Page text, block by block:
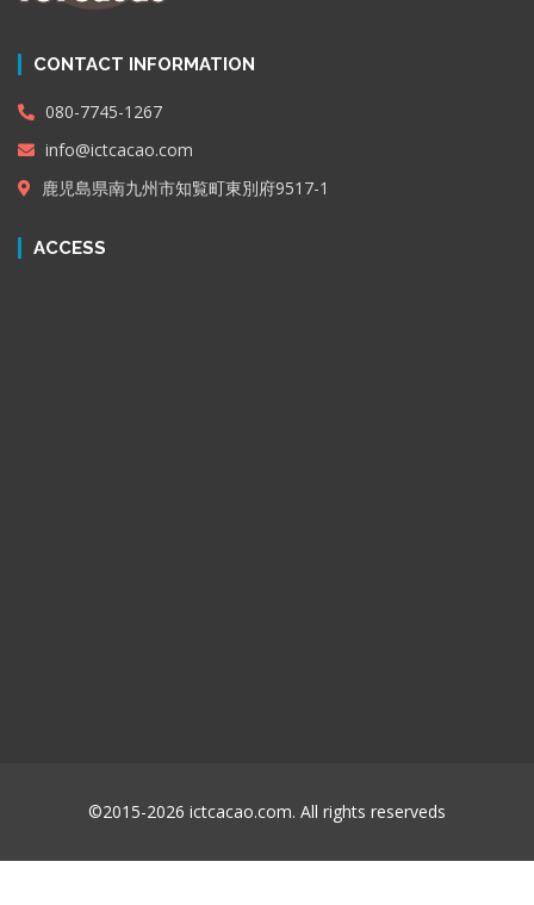
CONTACT INFORMATION
080-7745-1267
info@ictcacao.com
鹿児島県南九州市知覧町東別府9517-1
ACCESS
©2015-2026 ictcacao.com. All rights reserveds